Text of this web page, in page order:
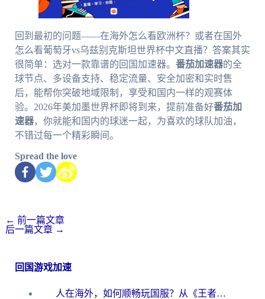
回到最初的问题——在海外怎么看欧洲杯？或者在国外
怎么看葡萄牙vs乌兹别克斯坦世界杯中文直播？答案其实
很简单：选对一款靠谱的回国加速器。 番茄加速器的全
球节点、多设备支持、稳定流量、安全加密和实时售
后，能帮你突破地域限制，享受和国内一样的观赛体
验。2026年美加墨世界杯即将到来，提前准备好番茄加
速器，你就能和国内的球迷一起，为喜欢的球队加油，
不错过每一个精彩瞬间。
Spread the love
← 前一篇文章
后一篇文章 →
回国游戏加速
人在海外，如何顺畅玩国服？从《王者荣耀》到《云图计划》的加速器终极指南